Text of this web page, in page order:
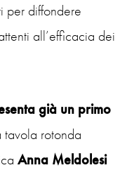
per diffondere
all’efficacia dei
già un primo
tavola rotonda
Anna Meldolesi